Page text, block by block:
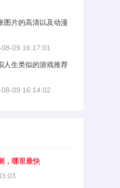
图片的高清以及动漫
09 16:17:01
人生类似的游戏推荐
08-09 16:14:02
，哪里最快